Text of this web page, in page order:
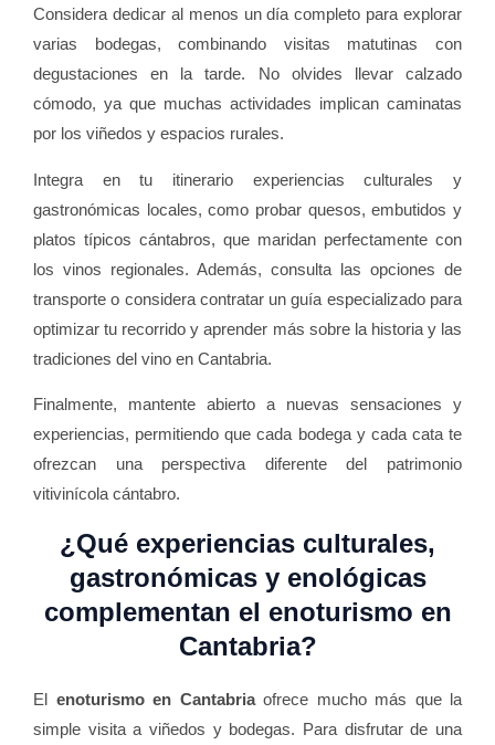
Considera dedicar al menos un día completo para explorar
varias bodegas, combinando visitas matutinas con
degustaciones en la tarde. No olvides llevar calzado
cómodo, ya que muchas actividades implican caminatas
por los viñedos y espacios rurales.
Integra en tu itinerario experiencias culturales y
gastronómicas locales, como probar quesos, embutidos y
platos típicos cántabros, que maridan perfectamente con
los vinos regionales. Además, consulta las opciones de
transporte o considera contratar un guía especializado para
optimizar tu recorrido y aprender más sobre la historia y las
tradiciones del vino en Cantabria.
Finalmente, mantente abierto a nuevas sensaciones y
experiencias, permitiendo que cada bodega y cada cata te
ofrezcan una perspectiva diferente del patrimonio
vitivinícola cántabro.
¿Qué experiencias culturales,
gastronómicas y enológicas
complementan el enoturismo en
Cantabria?
El enoturismo en Cantabriaofrece mucho más que la
simple visita a viñedos y bodegas. Para disfrutar de una